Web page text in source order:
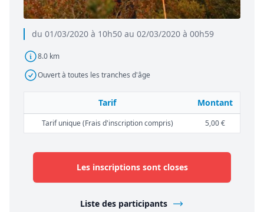
du 01/03/2020 à 10h50 au 02/03/2020 à 00h59
8.0 km
Ouvert à toutes les tranches d'âge
Tarif Montant
Tarif unique (Frais d'inscription compris) 5,00 €
Les inscriptions sont closes
Liste des participants